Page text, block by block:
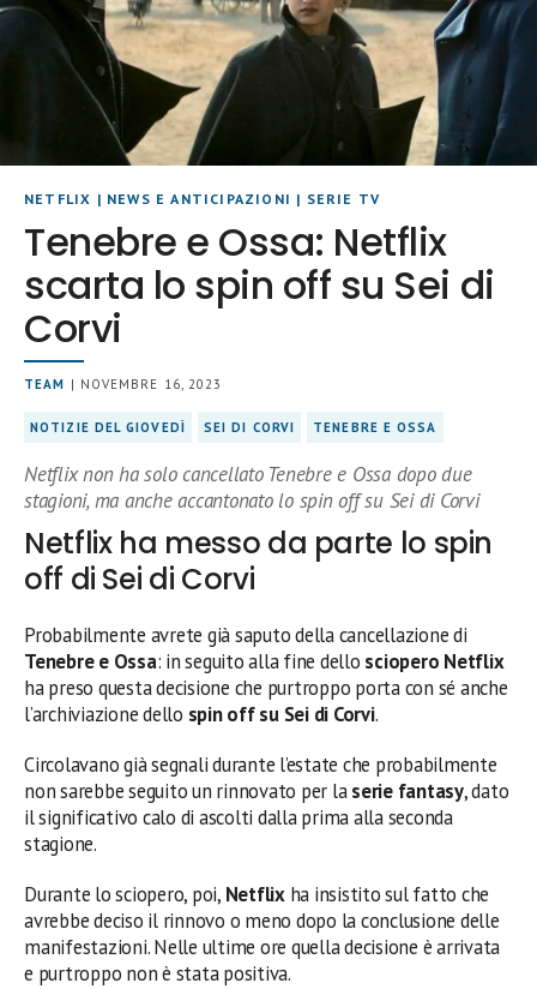
NETFLIX | NEWS E ANTICIPAZIONI | SERIE TV
Tenebre e Ossa: Netflix
scarta lo spin off su Sei di
Corvi
TEAM | NOVEMBRE 16, 2023
NOTIZIE DEL GIOVEDÌ SEI DI CORVI TENEBRE E OSSA
Netflix non ha solo cancellato Tenebre e Ossa dopo due
stagioni, ma anche accantonato lo spin off su Sei di Corvi
Netflix ha messo da parte lo spin
off di Sei di Corvi
Probabilmente avrete già saputo della cancellazione di
Tenebre e Ossa: in seguito alla fine dello sciopero Netflix
ha preso questa decisione che purtroppo porta con sé anche
l’archiviazione dello spin off su Sei di Corvi.
Circolavano già segnali durante l’estate che probabilmente
non sarebbe seguito un rinnovato per laserie fantasy, dato
il significativo calo di ascolti dalla prima alla seconda
stagione.
Durante lo sciopero, poi, Netflixha insistito sul fatto che
avrebbe deciso il rinnovo o meno dopo la conclusione delle
manifestazioni. Nelle ultime ore quella decisione è arrivata
e purtroppo non è stata positiva.